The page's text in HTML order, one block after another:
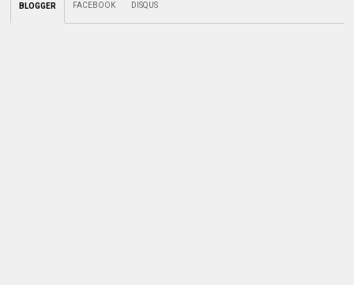
BLOGGER FACEBOOK DISQUS